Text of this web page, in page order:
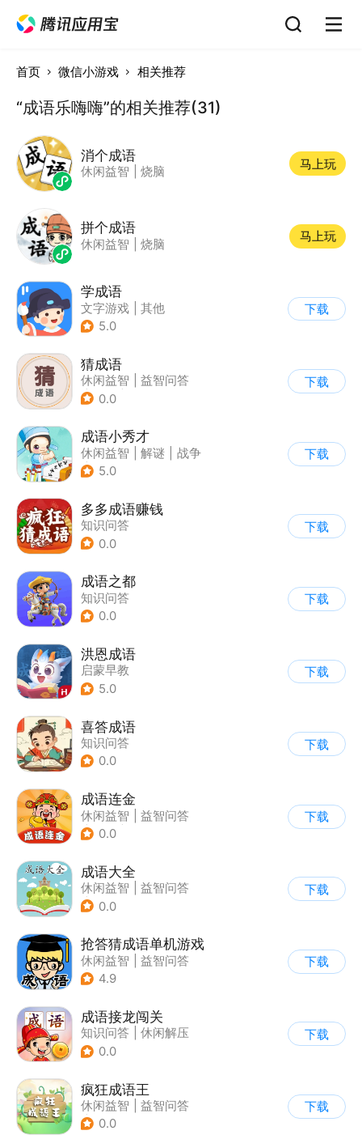
首页 微信小游戏 相关推荐
“成语乐嗨嗨”的相关推荐(31)
消个成语
休闲益智 烧脑
马上玩
拼个成语
休闲益智 烧脑
马上玩
学成语
文字游戏
其他
5.0
下载
猜成语
休闲益智
益智问答
| 成语
0.0
下载
成语小秀才
休闲益智 解谜
战争
| 脑洞
5.0
下载
多多成语赚钱
知识问答
0.0
下载
成语之都
知识问答
0.0
下载
洪恩成语
启蒙早教
5.0
下载
喜答成语
知识问答
0.0
下载
成语连金
休闲益智
益智问答
| 成语
0.0
下载
成语大全
休闲益智
益智问答
| 成语
0.0
下载
抢答猜成语单机游戏
休闲益智
益智问答
| 成语
4.9
下载
成语接龙闯关
知识问答
休闲解压
0.0
下载
疯狂成语王
休闲益智
益智问答
| 成语
0.0
下载